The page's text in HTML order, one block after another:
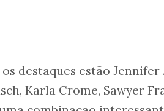
destaques estão Jennifer
Karla Crome, Sawyer